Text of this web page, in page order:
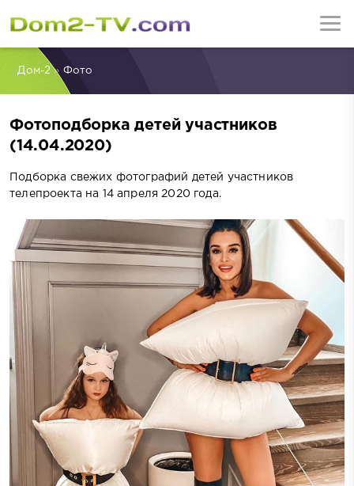
Дом-2» Фото
Фотоподборка детей участников
(14.04.2020)
Подборка свежих фотографий детей участников
телепроекта на 14 апреля 2020 года.